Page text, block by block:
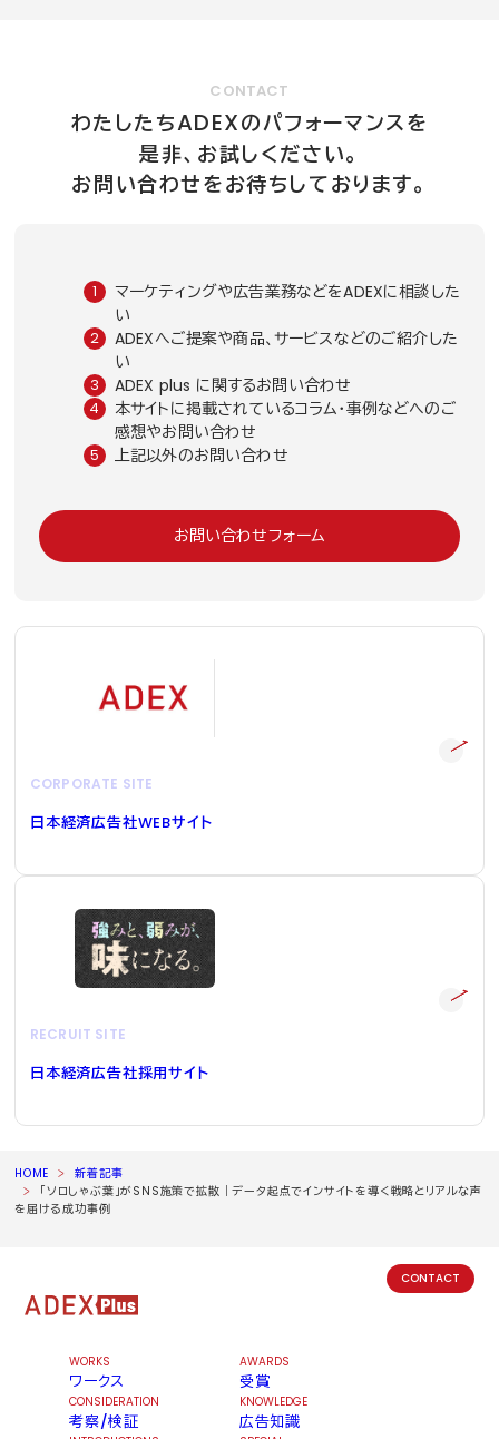
CONTACT
わたしたちADEXのパフォーマンスを
是非、お試しください。
お問い合わせをお待ちしております。
マーケティングや広告業務などをADEXに相談した
い
ADEXへご提案や商品、サービスなどのご紹介した
い
ADEX plus に関するお問い合わせ
本サイトに掲載されているコラム・事例などへのご
感想やお問い合わせ
上記以外のお問い合わせ
お問い合わせフォーム
CORPORATE SITE
日本経済広告社WEBサイト
RECRUIT SITE
日本経済広告社採用サイト
HOME
新着記事
「ソロしゃぶ葉」がSNS施策で拡散｜データ起点でインサイトを導く戦略とリアルな声
を届ける成功事例
WORKS
ワークス
AWARDS
受賞
CONSIDERATION
考察/検証
KNOWLEDGE
広告知識
CONTACT